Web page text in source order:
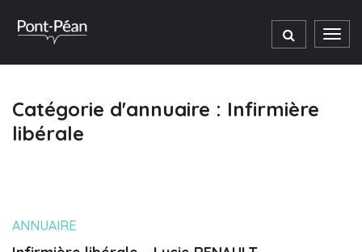
Catégorie d'annuaire : Infirmière
libérale
ANNUAIRE